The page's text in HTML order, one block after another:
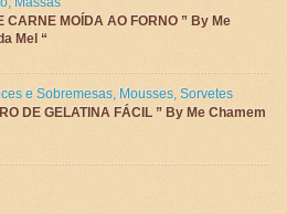
CARNE MOÍDA AO FORNO ” By Me
Mel “
e Sobremesas, Mousses, Sorvetes
DE GELATINA FÁCIL ” By Me Chamem